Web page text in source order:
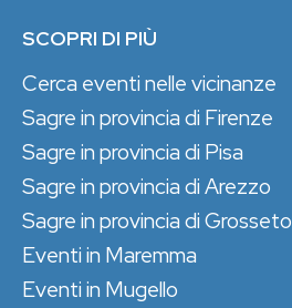
SCOPRI DI PIÙ
Cerca eventi nelle vicinanze
Sagre in provincia di Firenze
Sagre in provincia di Pisa
Sagre in provincia di Arezzo
Sagre in provincia di Grosseto
Eventi in Maremma
Eventi in Mugello